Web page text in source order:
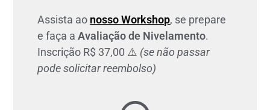
Assista ao nosso Workshop, se prepare
e faça aAvaliação de Nivelamento.
Inscrição R$ 37,00 ⚠️ (se não passar
pode solicitar reembolso)